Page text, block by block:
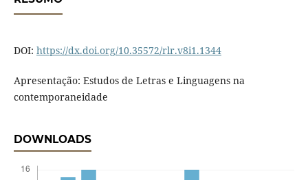
DOI: https://dx.doi.org/10.35572/rlr.v8i1.1344
Apresentação: Estudos de Letras e Linguagens na
contemporaneidade
DOWNLOADS